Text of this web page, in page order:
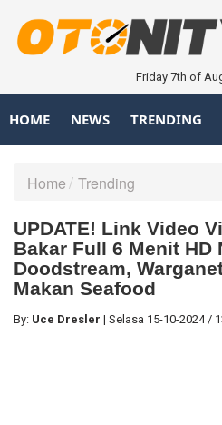
Friday 7th of
HOME NEWS TRENDING
Home Trending
UPDATE! Link Video
Bakar Full 6 Menit HD
Doodstream,
Makan Seafood
By: Uce Dresler | Selasa 15-10-2024 /